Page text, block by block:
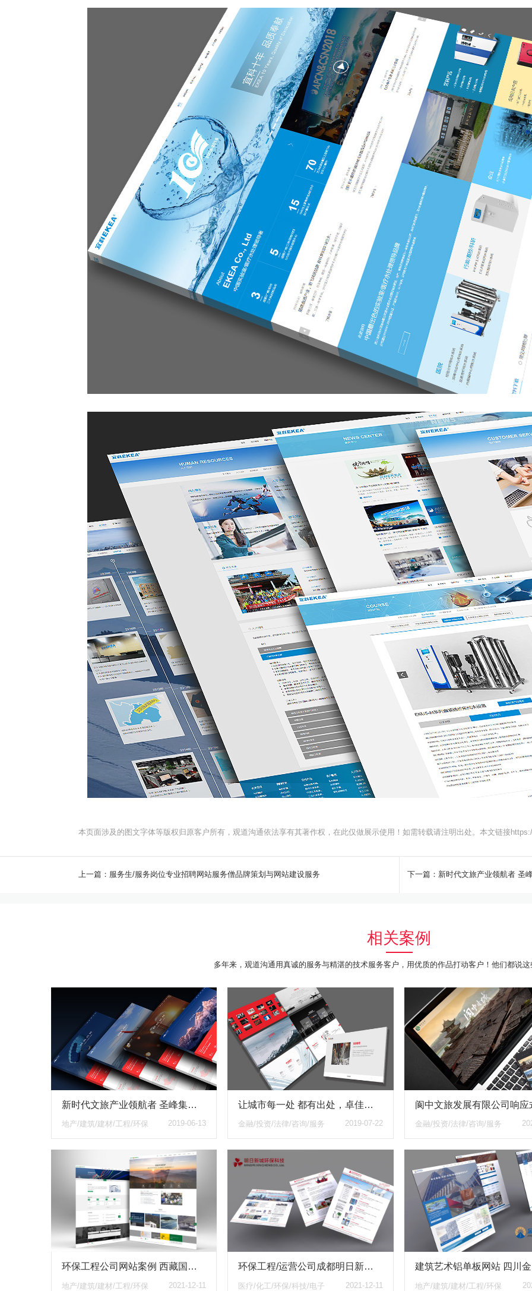
本页面涉及的图文字体等版权归原客户所有，观道沟通依法享有其著作权，在此仅做展示使用！如需转载请注明出处。本文链接
上一篇：服务生/服务岗位专业招聘网站服务僧品牌策划与网站建设服务 下一篇：新时代文旅产业领航者 圣
相关案例
多年来，观道沟通用真诚的服务与精湛的技术服务客户，用优质的作品打动客户！他们都说
新时代文旅产业领航者 圣峰集团 响应式品牌形象网站
地产/建筑/建材/工程/环保 2019-06-13 金融/投资/法律/咨询/服务 2019-07-22 金融/投资/法律/咨询/服务
环保工程公司网站案例 西藏国策环保官网 响应式布局环保与科技并存
地产/建筑/建材/工程/环保 2021-12-11
环保工程/运营公司成都明日新城环保科技有限公司官网
医疗/化工/环保/科技/电子 2021-12-11 地产/建筑/建材/工程/环保